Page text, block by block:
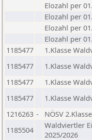
Elozahl per
Elozahl per
Elozahl per
Elozahl per
1185477
1.Klasse
1185477
1.Klasse
1185477
1.Klasse
1185477
1.Klasse
1216263 - NÖSV
1185504
Waldviertler
2025/2026